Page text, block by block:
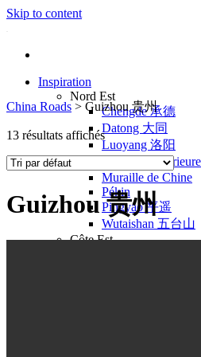
Skip to content
Inspiration
Nord Est
Chengde 承德
Datong 大同
Luoyang 洛阳
Mongolie
Muraille de Chine
Pékin
Pingyao 平遥
Wutaishan 五台山
Côte Est
China Roads > Guizhou 贵州
13 résultats affichés
Guizhou 贵州